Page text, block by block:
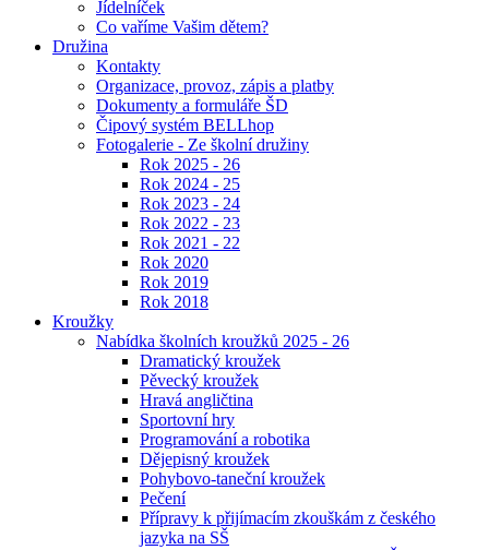
Jídelníček
Co vaříme Vašim dětem?
Družina
Kontakty
Organizace, provoz, zápis a platby
Dokumenty a formuláře ŠD
Čipový systém BELLhop
Fotogalerie - Ze školní družiny
Rok 2025 - 26
Rok 2024 - 25
Rok 2023 - 24
Rok 2022 - 23
Rok 2021 - 22
Rok 2020
Rok 2019
Rok 2018
Kroužky
Nabídka školních kroužků 2025 - 26
Dramatický kroužek
Pěvecký kroužek
Hravá angličtina
Sportovní hry
Programování a robotika
Dějepisný kroužek
Pohybovo-taneční kroužek
Pečení
Přípravy k přijímacím zkouškám z českého
jazyka na SŠ